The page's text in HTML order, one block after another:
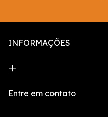
INFORMAÇÕES
Entre em contato